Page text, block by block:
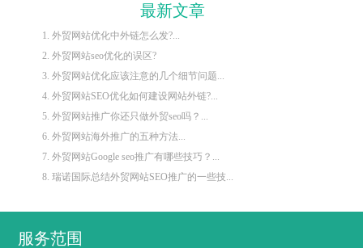
最新文章
1. 外贸网站优化中外链怎么发?...
2. 外贸网站seo优化的误区?
3. 外贸网站优化应该注意的几个细节问题...
4. 外贸网站SEO优化如何建设网站外链?...
5. 外贸网站推广你还只做外贸seo吗？...
6. 外贸网站海外推广的五种方法...
7. 外贸网站Google seo推广有哪些技巧？...
8. 瑞诺国际总结外贸网站SEO推广的一些技...
服务范围